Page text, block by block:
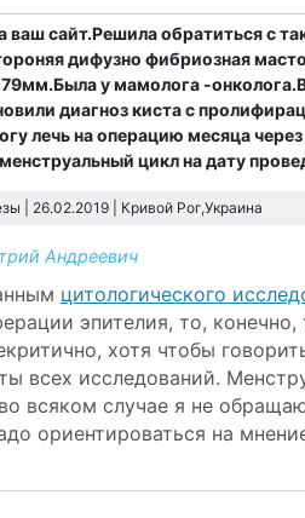
сайт.Решила обратиться с
дифузно фибриозная
у мамолога -
диагноз киста с
лечь на операцию месяца
цикл на дату
| 26.02.2019 | Кривой Рог,Украина
Андреевич
цитологического
эпителия, то,
хотя чтобы
всех исследований.
всяком случае я не
ориентироваться на